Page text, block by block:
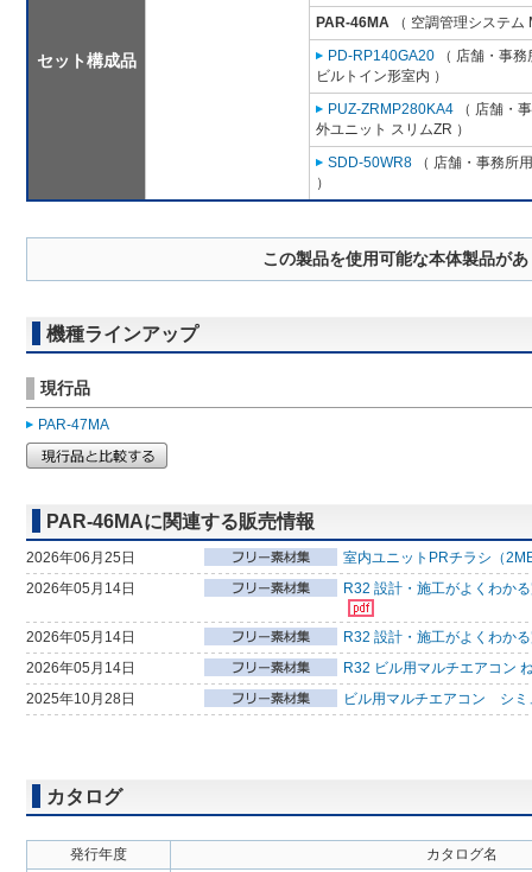
セット構成品
PAR-46MA （ 空調管理システム
PD-RP140GA20 （ 店舗・事
ビルトイン形室内 ）
PUZ-ZRMP280KA4 （ 店舗・
外ユニット スリムZR ）
SDD-50WR8 （ 店舗・事務所
）
この製品を使用可能な本体製品が
機種ラインアップ
現行品
PAR-47MA
PAR-46MAに関連する販売情報
2026年06月25日
室内ユニットPRチラシ（
2026年05月14日
R32 設計・施工がよくわか
2026年05月14日
R32 設計・施工がよくわか
2026年05月14日
R32 ビル用マルチエアコン
2025年10月28日
ビル用マルチエアコン シミ
カタログ
発行年度
カタログ名